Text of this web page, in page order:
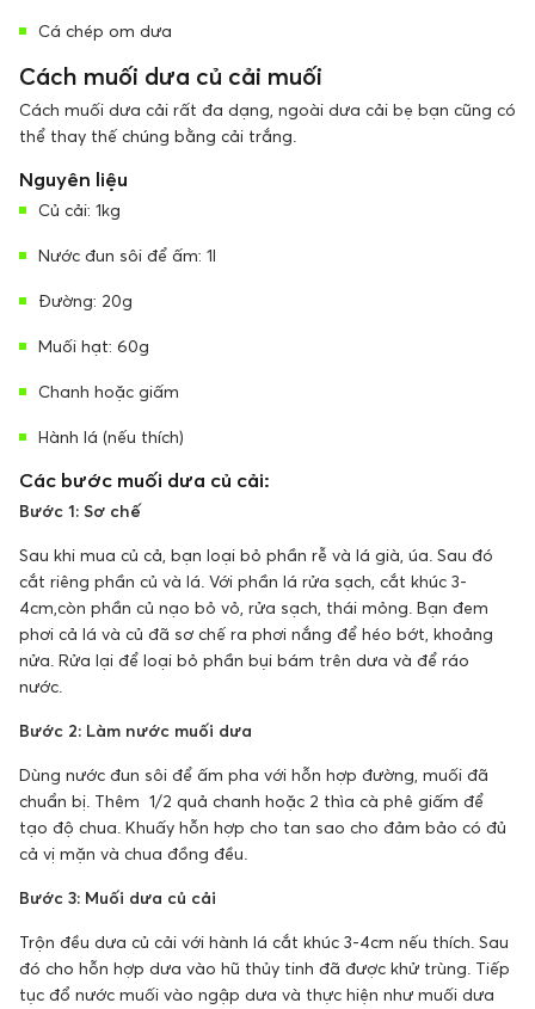
Cá chép om dưa
Cách muối dưa củ cải muối
Cách muối dưa cải rất đa dạng, ngoài dưa cải bẹ bạn cũng có
thể thay thế chúng bằng cải trắng.
Nguyên liệu
Củ cải: 1kg
Nước đun sôi để ấm: 1l
Đường: 20g
Muối hạt: 60g
Chanh hoặc giấm
Hành lá (nếu thích)
Các bước muối dưa củ cải:
Bước 1: Sơ chế
Sau khi mua củ cả, bạn loại bỏ phần rễ và lá già, úa. Sau đó
cắt riêng phần củ và lá. Với phần lá rửa sạch, cắt khúc 3-
4cm,còn phần củ nạo bỏ vỏ, rửa sạch, thái mỏng. Bạn đem
phơi cả lá và củ đã sơ chế ra phơi nắng để héo bớt, khoảng
nửa. Rửa lại để loại bỏ phần bụi bám trên dưa và để ráo
nước.
Bước 2: Làm nước muối dưa
Dùng nước đun sôi để ấm pha với hỗn hợp đường, muối đã
chuẩn bị. Thêm 1/2 quả chanh hoặc 2 thìa cà phê giấm để
tạo độ chua. Khuấy hỗn hợp cho tan sao cho đảm bảo có đủ
cả vị mặn và chua đồng đều.
Bước 3: Muối dưa củ cải
Trộn đều dưa củ cải với hành lá cắt khúc 3-4cm nếu thích. Sau
đó cho hỗn hợp dưa vào hũ thủy tinh đã được khử trùng. Tiếp
tục đổ nước muối vào ngập dưa và thực hiện như muối dưa